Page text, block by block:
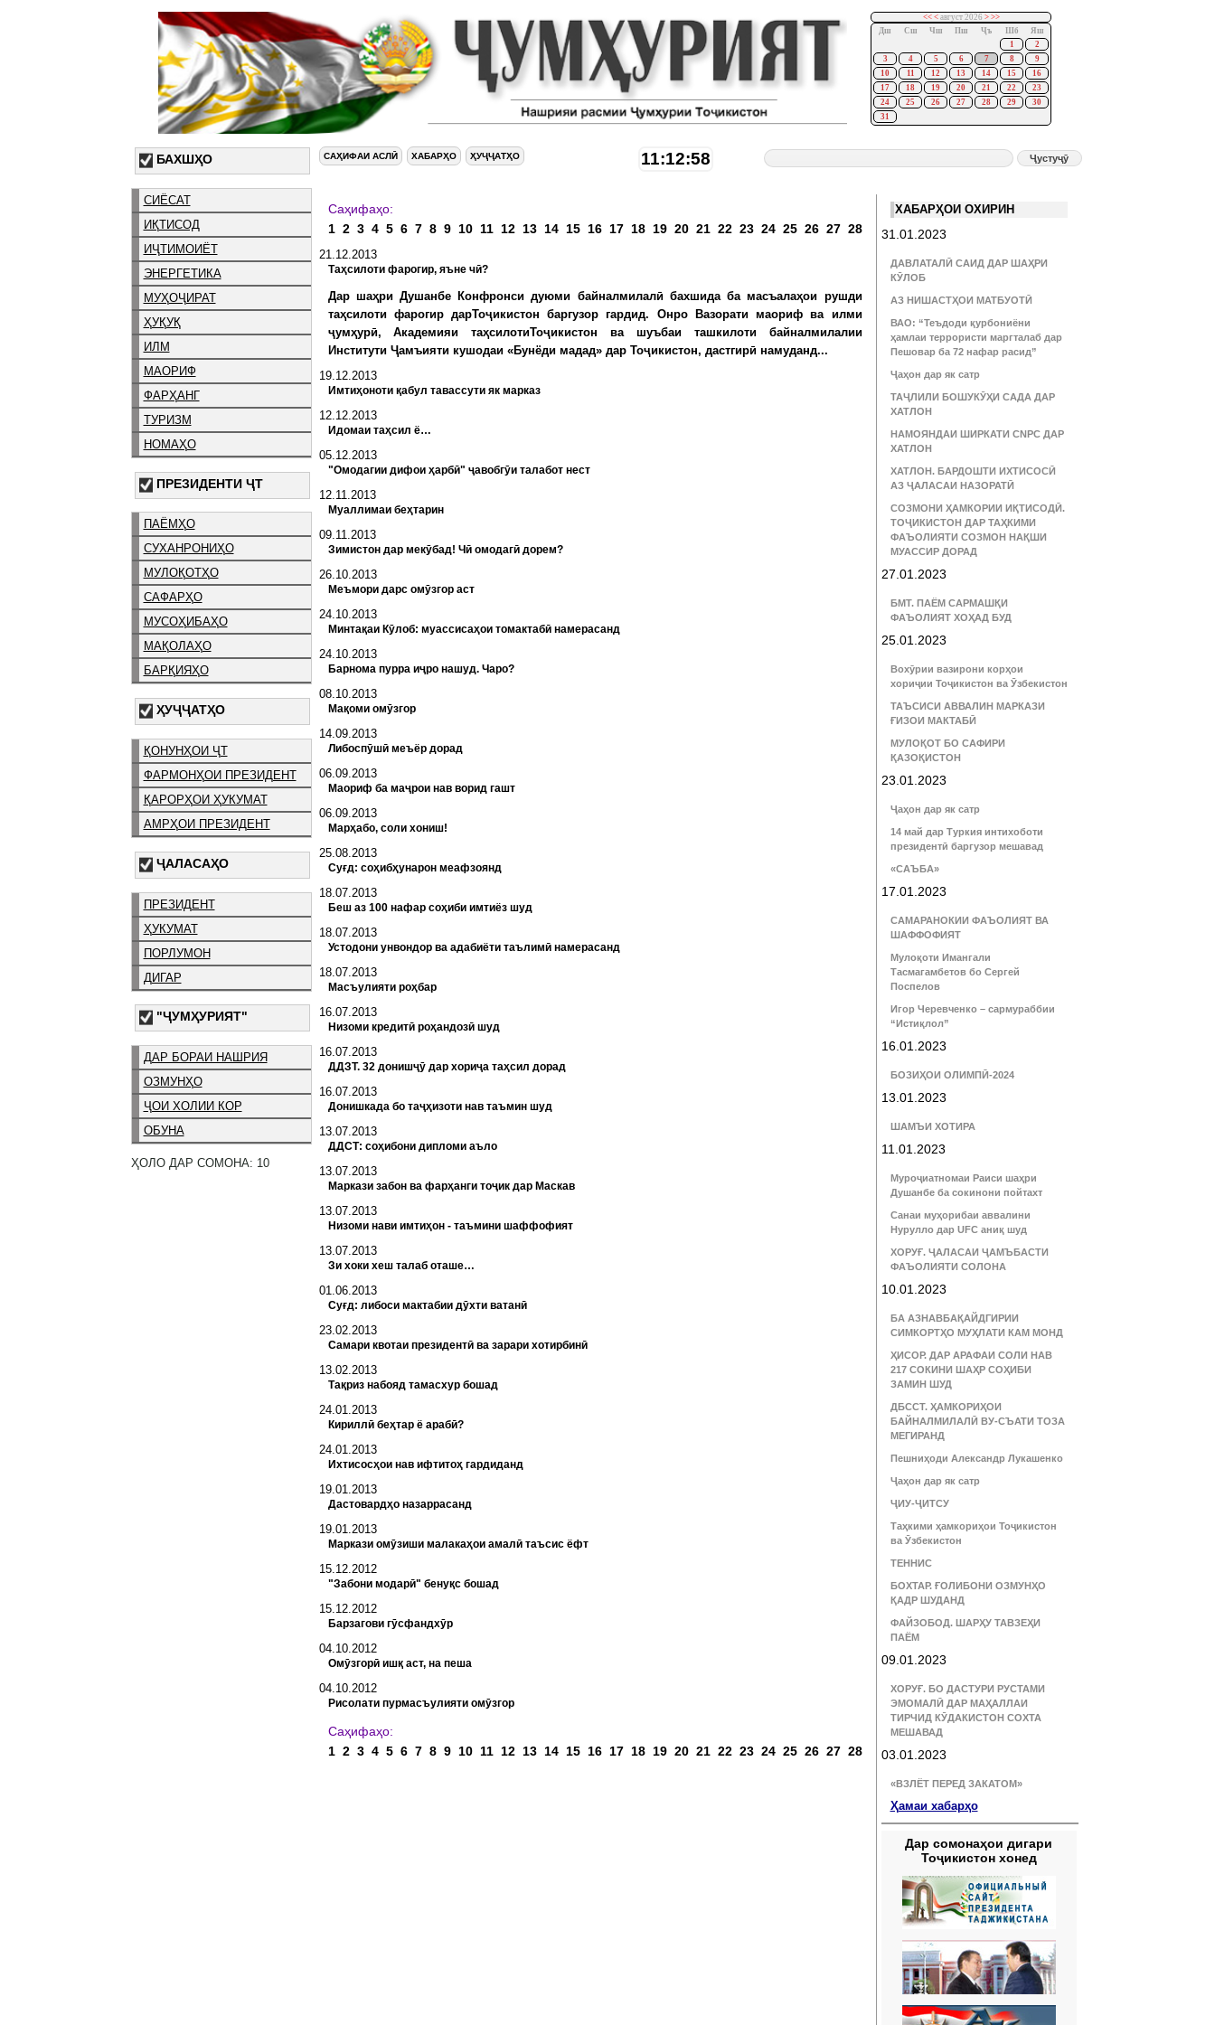
<< <август 2026 > >>
Дш
Сш Чш Пш Ҷъ Шб
Яш
1
2
3
4 5 6 7 8
9
10
11 12 13 14 15
16
17
18 19 20 21 22
23
24
25 26 27 28 29
30
31
БАХШҲО
СИЁСАТ
ИҚТИСОД
ИҶТИМОИЁТ
ЭНЕРГЕТИКА
МУҲОҶИРАТ
ҲУҚУҚ
ИЛМ
МАОРИФ
ФАРҲАНГ
ТУРИЗМ
НОМАҲО
ПРЕЗИДЕНТИ ҶТ
ПАЁМҲО
СУХАНРОНИҲО
МУЛОҚОТҲО
САФАРҲО
МУСОҲИБАҲО
МАҚОЛАҲО
БАРҚИЯҲО
ҲУҶҶАТҲО
ҚОНУНҲОИ ҶТ
ФАРМОНҲОИ ПРЕЗИДЕНТ
ҚАРОРҲОИ ҲУКУМАТ
АМРҲОИ ПРЕЗИДЕНТ
ҶАЛАСАҲО
ПРЕЗИДЕНТ
ҲУКУМАТ
ПОРЛУМОН
ДИГАР
"ҶУМҲУРИЯТ"
ДАР БОРАИ НАШРИЯ
ОЗМУНҲО
ҶОИ ХОЛИИ КОР
ОБУНА
ҲОЛО ДАР СОМОНА: 10
САҲИФАИ АСЛӢ ХАБАРҲО ҲУҶҶАТҲО 11:12:58
Саҳифаҳо:
1 2 3 4 5 6 7 8 9 10 11 12 13 14 15 16 17 18 19 20 21 22 23 24 25 26 27 28
21.12.2013
Таҳсилоти фарогир, яъне чӣ?
Дар шаҳри Душанбе Конфронси дуюми байналмилалӣ бахшида ба масъалаҳои рушди
таҳсилоти фарогир дарТоҷикистон баргузор гардид. Онро Вазорати маориф ва илми
ҷумҳурӣ, Академияи таҳсилотиТоҷикистон ва шуъбаи ташкилоти байналмилалии
Институти Ҷамъияти кушодаи «Бунёди мадад» дар Тоҷикистон, дастгирӣ намуданд...
19.12.2013
Имтиҳоноти қабул тавассути як марказ
12.12.2013
Идомаи таҳсил ё…
05.12.2013
"Омодагии дифои ҳарбӣ" ҷавобгӯи талабот нест
12.11.2013
Муаллимаи беҳтарин
09.11.2013
Зимистон дар мекӯбад! Чӣ омодагӣ дорем?
26.10.2013
Меъмори дарс омӯзгор аст
24.10.2013
Минтақаи Кӯлоб: муассисаҳои томактабӣ намерасанд
24.10.2013
Барнома пурра иҷро нашуд. Чаро?
08.10.2013
Мақоми омӯзгор
14.09.2013
Либоспӯшӣ меъёр дорад
06.09.2013
Маориф ба маҷрои нав ворид гашт
06.09.2013
Марҳабо, соли хониш!
25.08.2013
Суғд: соҳибҳунарон меафзоянд
18.07.2013
Беш аз 100 нафар соҳиби имтиёз шуд
18.07.2013
Устодони унвондор ва адабиёти таълимӣ намерасанд
18.07.2013
Масъулияти роҳбар
16.07.2013
Низоми кредитӣ роҳандозӣ шуд
16.07.2013
ДДЗТ. 32 донишҷӯ дар хориҷа таҳсил дорад
16.07.2013
Донишкада бо таҷҳизоти нав таъмин шуд
13.07.2013
ДДСТ: соҳибони дипломи аъло
13.07.2013
Маркази забон ва фарҳанги тоҷик дар Маскав
13.07.2013
Низоми нави имтиҳон - таъмини шаффофият
13.07.2013
Зи хоки хеш талаб оташе…
01.06.2013
Суғд: либоси мактабии дӯхти ватанӣ
23.02.2013
Самари квотаи президентӣ ва зарари хотирбинӣ
13.02.2013
Тақриз набояд тамасхур бошад
24.01.2013
Кириллӣ беҳтар ё арабӣ?
24.01.2013
Ихтисосҳои нав ифтитоҳ гардиданд
19.01.2013
Дастовардҳо назаррасанд
19.01.2013
Маркази омӯзиши малакаҳои амалӣ таъсис ёфт
15.12.2012
"Забони модарӣ" бенуқс бошад
15.12.2012
Барзагови гӯсфандхӯр
04.10.2012
Омӯзгорӣ ишқ аст, на пеша
04.10.2012
Рисолати пурмасъулияти омӯзгор
Саҳифаҳо:
1 2 3 4 5 6 7 8 9 10 11 12 13 14 15 16 17 18 19 20 21 22 23 24 25 26 27 28
ХАБАРҲОИ ОХИРИН
31.01.2023
ДАВЛАТАЛӢ САИД ДАР ШАҲРИ
КӮЛОБ
АЗ НИШАСТҲОИ МАТБУОТӢ
ВАО: “Теъдоди қурбониёни
ҳамлаи террористи маргталаб дар
Пешовар ба 72 нафар расид”
Ҷаҳон дар як сатр
ТАҶЛИЛИ БОШУКӮҲИ САДА ДАР
ХАТЛОН
НАМОЯНДАИ ШИРКАТИ CNPC ДАР
ХАТЛОН
ХАТЛОН. БАРДОШТИ ИХТИСОСӢ
АЗ ҶАЛАСАИ НАЗОРАТӢ
СОЗМОНИ ҲАМКОРИИ ИҚТИСОДӢ.
ТОҶИКИСТОН ДАР ТАҲКИМИ
ФАЪОЛИЯТИ СОЗМОН НАҚШИ
МУАССИР ДОРАД
27.01.2023
БМТ. ПАЁМ САРМАШҚИ
ФАЪОЛИЯТ ХОҲАД БУД
25.01.2023
Вохӯрии вазирони корҳои
хориҷии Тоҷикистон ва Ӯзбекистон
ТАЪСИСИ АВВАЛИН МАРКАЗИ
ҒИЗОИ МАКТАБӢ
МУЛОҚОТ БО САФИРИ
ҚАЗОҚИСТОН
23.01.2023
Ҷаҳон дар як сатр
14 май дар Туркия интихоботи
президентӣ баргузор мешавад
«САЪБА»
17.01.2023
САМАРАНОКИИ ФАЪОЛИЯТ ВА
ШАФФОФИЯТ
Мулоқоти Имангали
Тасмагамбетов бо Сергей
Поспелов
Игор Черевченко – сармураббии
“Истиқлол”
16.01.2023
БОЗИҲОИ ОЛИМПӢ-2024
13.01.2023
ШАМЪИ ХОТИРА
11.01.2023
Муроҷиатномаи Раиси шаҳри
Душанбе ба сокинони пойтахт
Санаи муҳорибаи аввалини
Нурулло дар UFC аниқ шуд
ХОРУҒ. ҶАЛАСАИ ҶАМЪБАСТИ
ФАЪОЛИЯТИ СОЛОНА
10.01.2023
БА АЗНАВБАҚАЙДГИРИИ
СИМКОРТҲО МУҲЛАТИ КАМ МОНД
ҲИСОР. ДАР АРАФАИ СОЛИ НАВ
217 СОКИНИ ШАҲР СОҲИБИ
ЗАМИН ШУД
ДБССТ. ҲАМКОРИҲОИ
БАЙНАЛМИЛАЛӢ ВУ-СЪАТИ ТОЗА
МЕГИРАНД
Пешниҳоди Александр Лукашенко
Ҷаҳон дар як сатр
ҶИУ-ҶИТСУ
Таҳкими ҳамкориҳои Тоҷикистон
ва Ӯзбекистон
ТЕННИС
БОХТАР. ҒОЛИБОНИ ОЗМУНҲО
ҚАДР ШУДАНД
ФАЙЗОБОД. ШАРҲУ ТАВЗЕҲИ
ПАЁМ
09.01.2023
ХОРУҒ. БО ДАСТУРИ РУСТАМИ
ЭМОМАЛӢ ДАР МАҲАЛЛАИ
ТИРЧИД КӮДАКИСТОН СОХТА
МЕШАВАД
03.01.2023
«ВЗЛЁТ ПЕРЕД ЗАКАТОМ»
Ҳамаи хабарҳо
Дар сомонаҳои дигари
Тоҷикистон хонед